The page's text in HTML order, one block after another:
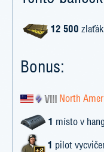
12 500
Bonus:
North
1 místo v
1 pilot